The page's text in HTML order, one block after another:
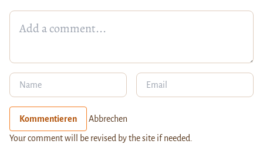
Kommentieren Abbrechen
Your comment will be revised by the site if needed.